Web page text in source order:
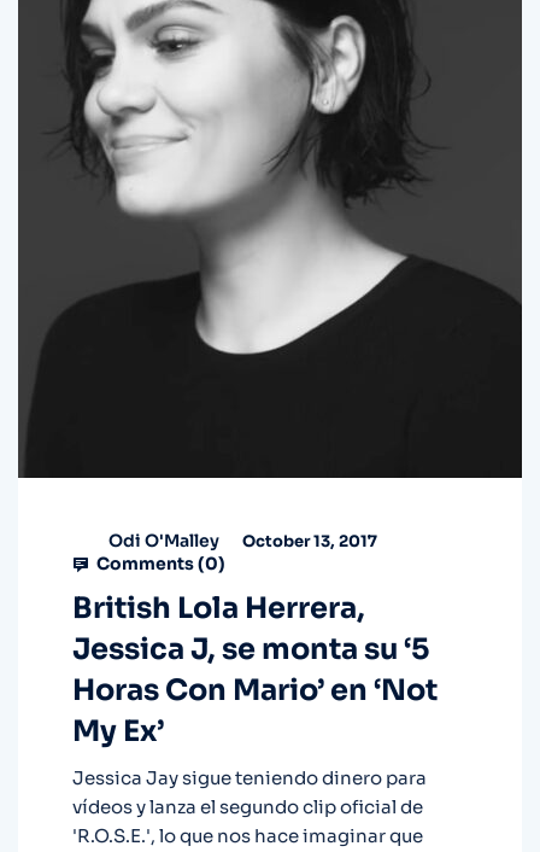
Odi O'Malley October 13, 2017
Comments (0)
British Lola Herrera,
Jessica J, se monta su ‘5
Horas Con Mario’ en ‘Not
My Ex’
Jessica Jay sigue teniendo dinero para
vídeos y lanza el segundo clip oficial de
'R.O.S.E.', lo que nos hace imaginar que